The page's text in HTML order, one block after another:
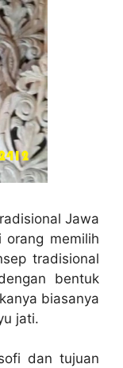
Jawa
memilih
tradisional
bentuk
biasanya
jati.
dan tujuan